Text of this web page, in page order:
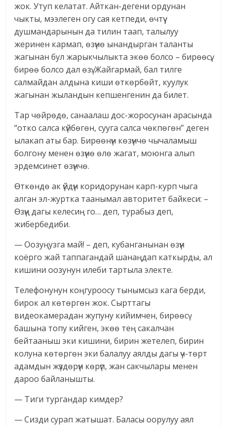
жок. Утуп келатат. Айткан-дегени ордунан
чыкты, мээлеген огу сая кетпеди, өчтүү
душмандарынын да тилин таап, талылуу
жеринен кармап, өзүнө ынандырган таланты
жагынан бул жарыкчылыкта экөө болсо – бирөөсү,
бирөө болсо дал өзү. Жайгармай, бал тилге
салмайдан алдына киши өткөрбөйт, куулук
жагынан жыландын кепшенгенин да билет.
Тар чөйрөдө, санаалаш дос-жоросунан арасында
“отко салса күйбөгөн, сууга салса чөкпөгөн” деген
ылакап аты бар. Бирөөнүн көзүнчө чычаламыш
болгону менен өзүнө өлө жагат, моюнга алып
эрдемсинет өзүнчө.
Өткөндө ак үйдүн коридорунан карп-курп чыга
алган эл-журтка таанымал авторитет байкеси: –
Өзүң дагы келесиң го… деп, турабыз деп,
жибербедиби.
— Оозуңузга май! – деп, кубанганынан өзүн
коёрго жай таппагандай шанаңдап каткырды, ал
кишини оозунун илеби тартыла электе.
Телефонунун коңгуроосу тынымсыз кага берди,
бирок ал көтөргөн жок. Сырттагы
видеокамерадан жупуну кийимчен, бирөөсү
башына топу кийген, экөө тең сакалчан
бейтааныш эки кишини, бирин жетелеп, бирин
колуна көтөргөн эки балалуу аялды дагы үч-төрт
адамдын жүздөрүн көрүп, жан сакчылары менен
дароо байланышты.
— Тиги тургандар кимдер?
— Сизди сурап жатышат. Баласы оорулуу аял